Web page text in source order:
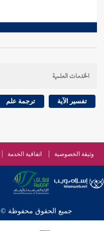
الخدمات العلمية
تفسير الآية ترجمة علم
وثيقة الخصوصية اتفاقية الخدمة
جميع الحقوق محفوظة © 2026 - 1998 لشبكة إسلام ويب